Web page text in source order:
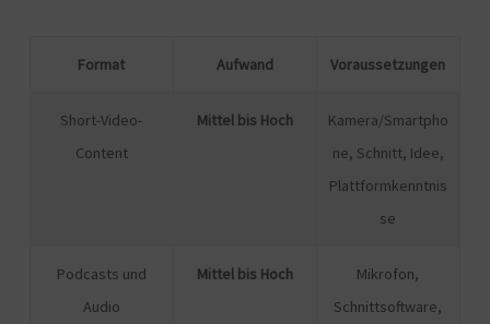
Format Aufwand Voraussetzungen
Short-Video-
Content
Mittel bis Hoch
Kamera/Smartpho
ne, Schnitt, Idee,
Plattformkenntnis
se
Podcasts und
Audio
Mittel bis Hoch
Mikrofon,
Schnittsoftware,